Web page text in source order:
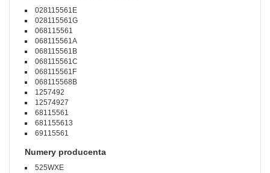
028115561E
028115561G
068115561
068115561A
068115561B
068115561C
068115561F
068115568B
1257492
12574927
68115561
681155613
69115561
Numery producenta
525WXE